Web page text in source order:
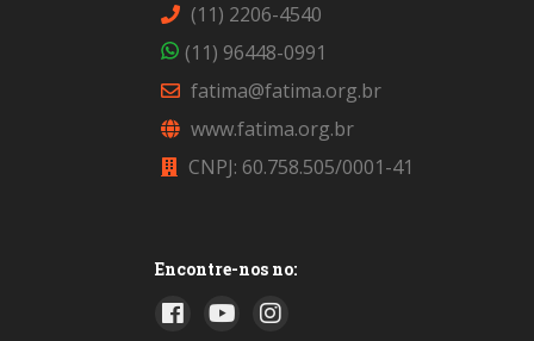
(11) 2206-4540
(11) 96448-0991
fatima@fatima.org.br
www.fatima.org.br
CNPJ: 60.758.505/0001-41
Encontre-nos no: